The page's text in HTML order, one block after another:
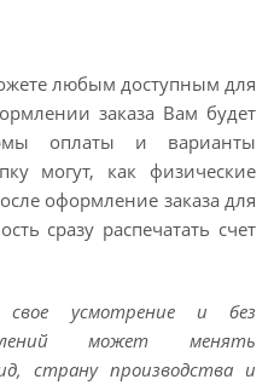
любым доступным для
заказа Вам будет
оплаты и варианты
могут, как физические
оформление заказа для
сразу распечатать счет
свое усмотрение и без
может менять
страну производства и